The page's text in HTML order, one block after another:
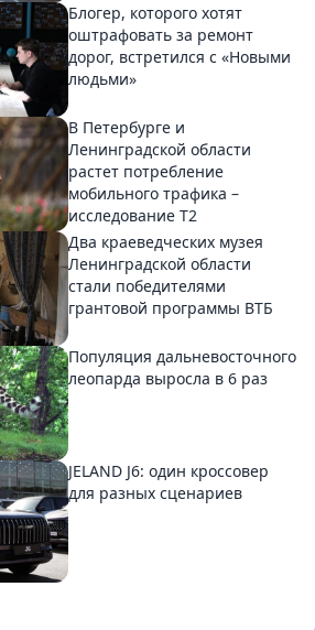
Блогер, которого хотят
оштрафовать за ремонт
дорог, встретился с «Новыми
людьми»
В Петербурге и
Ленинградской области
растет потребление
мобильного трафика –
исследование T2
Два краеведческих музея
Ленинградской области
стали победителями
грантовой программы ВТБ
Популяция дальневосточного
леопарда выросла в 6 раз
JELAND J6: один кроссовер
для разных сценариев